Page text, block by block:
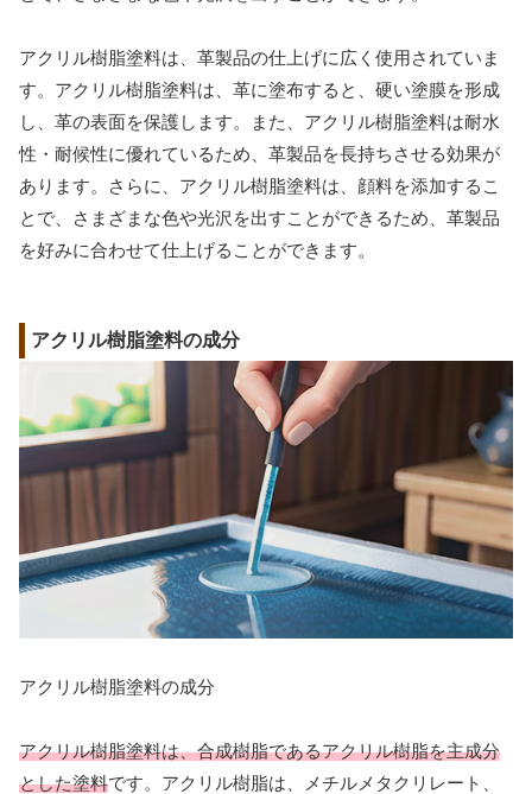
アクリル樹脂塗料は、革製品の仕上げに広く使用されていま
す。アクリル樹脂塗料は、革に塗布すると、硬い塗膜を形成
し、革の表面を保護します。また、アクリル樹脂塗料は耐水
性・耐候性に優れているため、革製品を長持ちさせる効果が
あります。さらに、アクリル樹脂塗料は、顔料を添加するこ
とで、さまざまな色や光沢を出すことができるため、革製品
を好みに合わせて仕上げることができます。
アクリル樹脂塗料の成分
アクリル樹脂塗料の成分
アクリル樹脂塗料は、合成樹脂であるアクリル樹脂を主成分
とした塗料です。アクリル樹脂は、メチルメタクリレート、